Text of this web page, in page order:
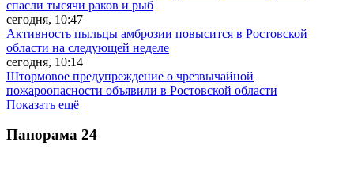
спасли тысячи раков и рыб
сегодня, 10:47
Активность пыльцы амброзии повысится в Ростовской
области на следующей неделе
сегодня, 10:14
Штормовое предупреждение о чрезвычайной
пожароопасности объявили в Ростовской области
Показать ещё
Панорама 24